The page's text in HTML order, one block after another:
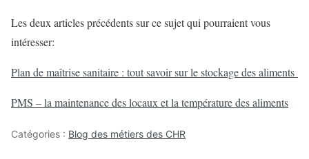
Les deux articles précédents sur ce sujet qui pourraient vous
intéresser:
Plan de maîtrise sanitaire : tout savoir sur le stockage des aliments
PMS – la maintenance des locaux et la température des aliments
Catégories : Blog des métiers des CHR